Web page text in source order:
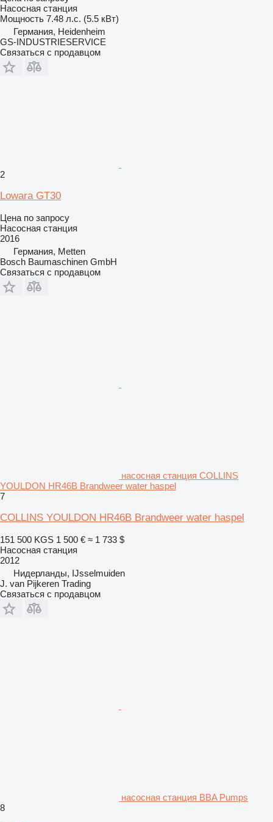
Насосная станция
Мощность 7.48 л.с. (5.5 кВт)
Германия, Heidenheim
GS-INDUSTRIESERVICE
Связаться с продавцом
2
Lowara GT30
Цена по запросу
Насосная станция
2016
Германия, Metten
Bosch Baumaschinen GmbH
Связаться с продавцом
насосная станция COLLINS
YOULDON HR46B Brandweer water haspel
7
COLLINS YOULDON HR46B Brandweer water haspel
151 500 KGS 1 500 € ≈ 1 733 $
Насосная станция
2012
Нидерланды, IJsselmuiden
J. van Pijkeren Trading
Связаться с продавцом
насосная станция BBA Pumps
8